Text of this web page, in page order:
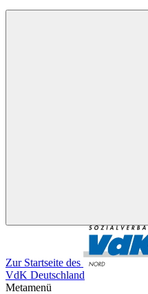
Zur Startseite des
VdK Deutschland
Metamenü